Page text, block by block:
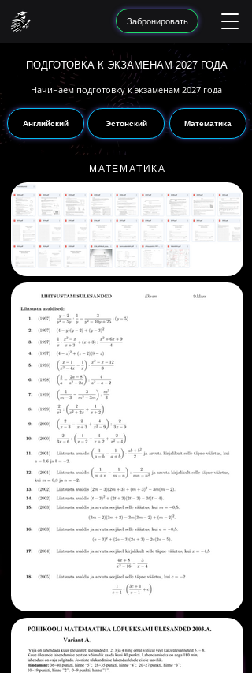
Забронировать
ПОДГОТОВКА К ЭКЗАМЕНАМ 2027 ГОДА
Начинаем подготовку к экзаменам 2027 года
Английский Эстонский Математика
МАТЕМАТИКА